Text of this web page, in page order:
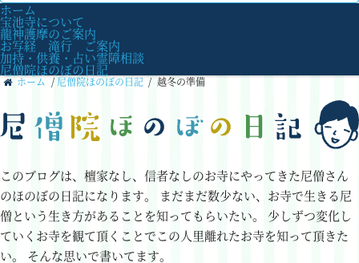
ホーム
宝池寺について
龍神護摩のご案内
お写経 滝行 ご案内
加持・供養・占い霊障相談
尼僧院ほのぼの日記
ホーム / 尼僧院ほのぼの日記 / 越冬の準備
このブログは、檀家なし、信者なしのお寺にやってきた尼僧さん
のほのぼの日記になります。 まだまだ数少ない、お寺で生きる尼
僧という生き方があることを知ってもらいたい。
少しずつ変化し
ていくお寺を観て頂くことでこの人里離れたお寺を知って頂きた
い。 そんな思いで書いてます。